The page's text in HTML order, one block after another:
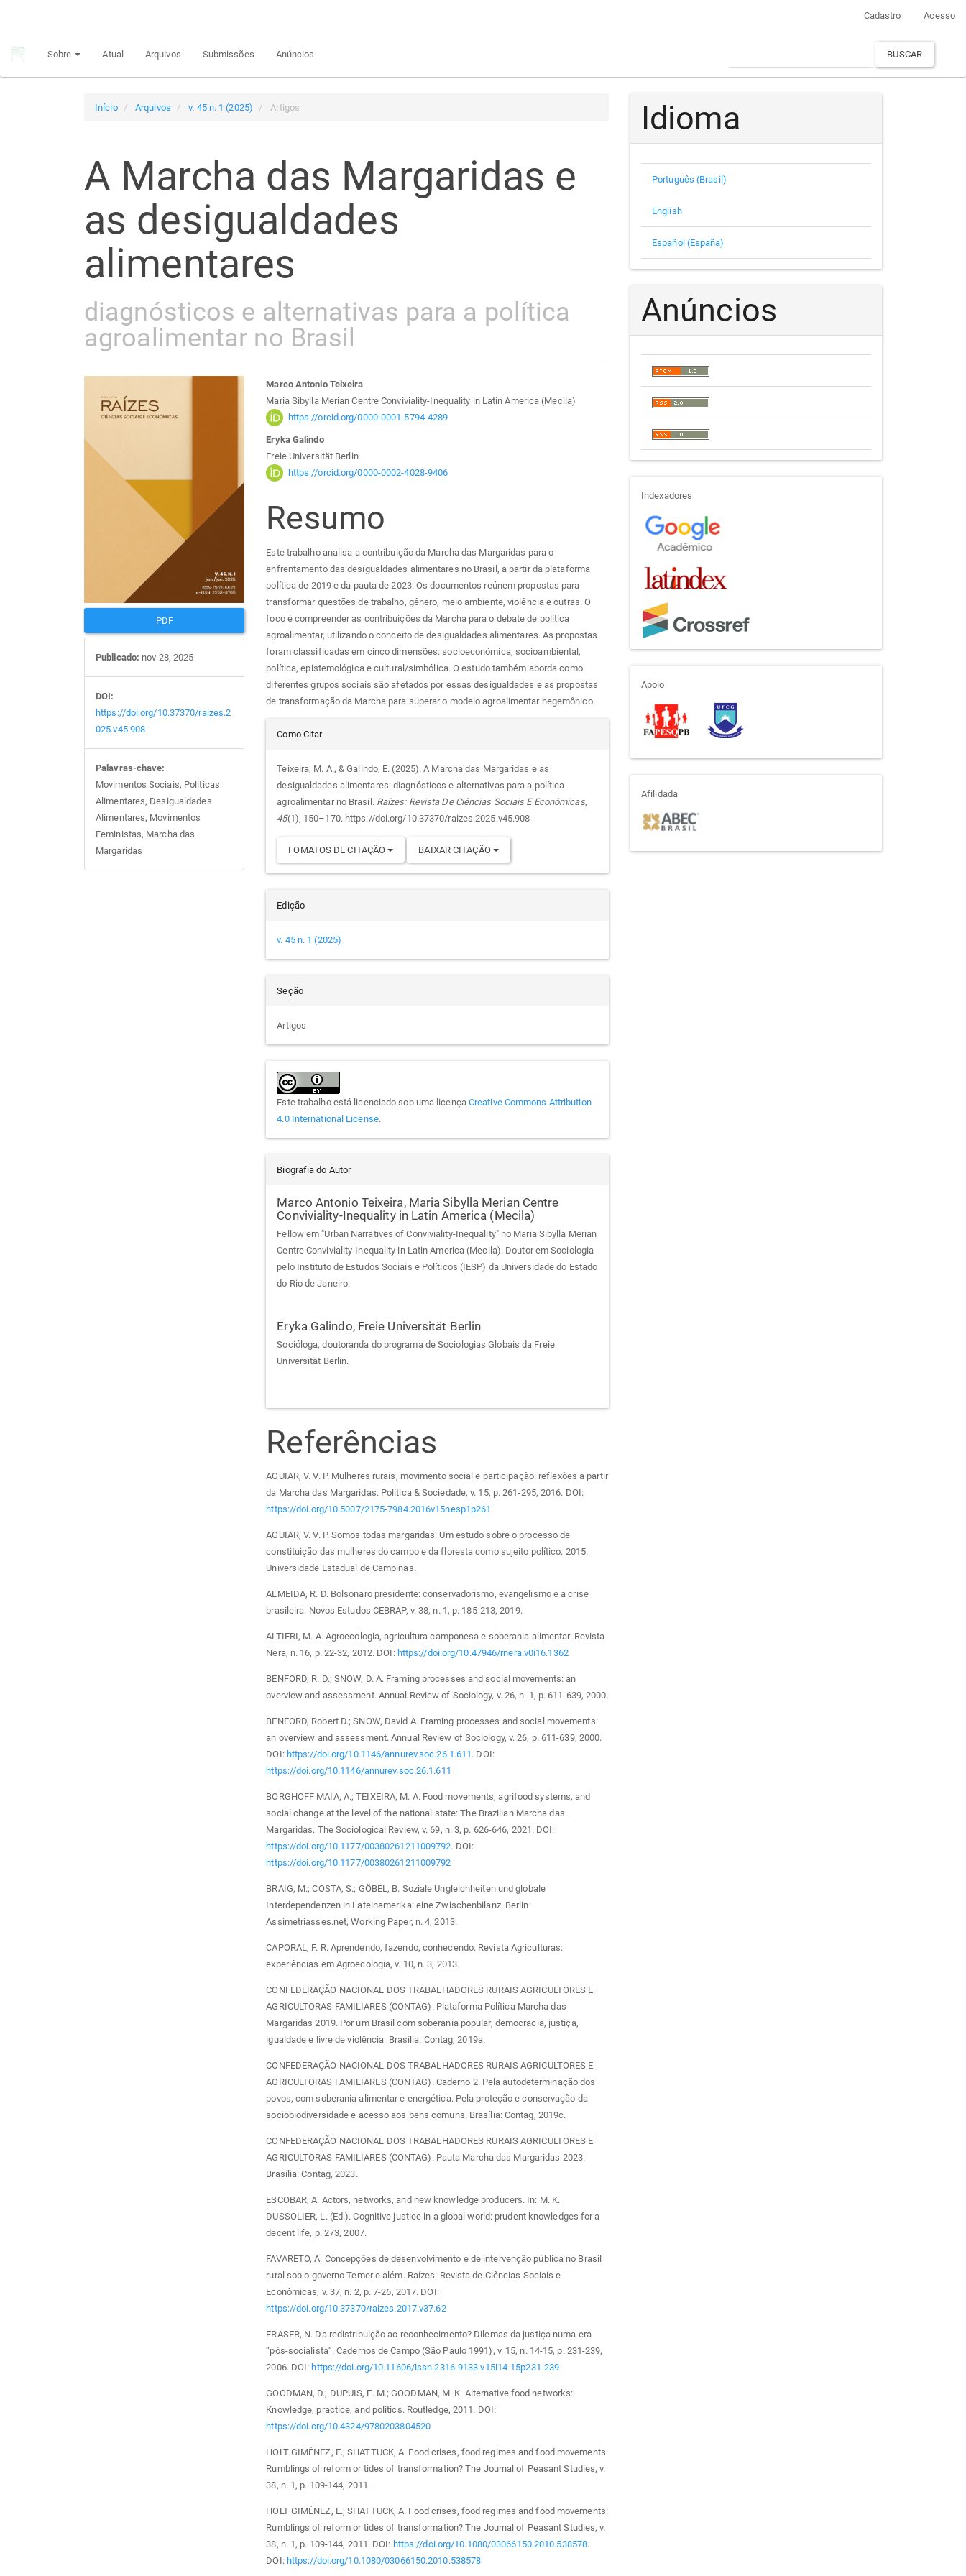
principal
Cadastro Acesso
Sobre Atual Arquivos Submissões Anúncios BUSCAR
Início Arquivos v. 45 n. 1 (2025) Artigos
A Marcha das Margaridas e
as desigualdades
alimentares
diagnósticos e alternativas para a política
agroalimentar no Brasil
Barra
lateral
de
artigos
PDF
Publicado: nov 28, 2025
DOI:
https://doi.org/10.37370/raizes.2
025.v45.908
Palavras-chave:
Movimentos Sociais, Políticas
Alimentares, Desigualdades
Alimentares, Movimentos
Feministas, Marcha das
Margaridas
Conteúdo
do
artigo
principal
Marco Antonio Teixeira
Maria Sibylla Merian Centre Conviviality-Inequality in Latin America (Mecila)
https://orcid.org/0000-0001-5794-4289
Eryka Galindo
Freie Universität Berlin
https://orcid.org/0000-0002-4028-9406
Resumo
Este trabalho analisa a contribuição da Marcha das Margaridas para o
enfrentamento das desigualdades alimentares no Brasil, a partir da plataforma
política de 2019 e da pauta de 2023. Os documentos reúnem propostas para
transformar questões de trabalho, gênero, meio ambiente, violência e outras. O
foco é compreender as contribuições da Marcha para o debate de política
agroalimentar, utilizando o conceito de desigualdades alimentares. As propostas
foram classificadas em cinco dimensões: socioeconômica, socioambiental,
política, epistemológica e cultural/simbólica. O estudo também aborda como
diferentes grupos sociais são afetados por essas desigualdades e as propostas
de transformação da Marcha para superar o modelo agroalimentar hegemônico.
Detalhes
do
artigo
Como Citar
Teixeira, M. A., & Galindo, E. (2025). A Marcha das Margaridas e as
desigualdades alimentares: diagnósticos e alternativas para a política
agroalimentar no Brasil. Raízes: Revista De Ciências Sociais E Econômicas,
45(1), 150–170. https://doi.org/10.37370/raizes.2025.v45.908
FOMATOS DE CITAÇÃO BAIXAR CITAÇÃO
Edição
v. 45 n. 1 (2025)
Seção
Artigos
Este trabalho está licenciado sob uma licença Creative Commons Attribution
4.0 International License.
Biografia do Autor
Marco Antonio Teixeira, Maria Sibylla Merian Centre
Conviviality-Inequality in Latin America (Mecila)
Fellow em "Urban Narratives of Conviviality-Inequality" no Maria Sibylla Merian
Centre Conviviality-Inequality in Latin America (Mecila). Doutor em Sociologia
pelo Instituto de Estudos Sociais e Políticos (IESP) da Universidade do Estado
do Rio de Janeiro.
Eryka Galindo, Freie Universität Berlin
Socióloga, doutoranda do programa de Sociologias Globais da Freie
Universität Berlin.
Referências
AGUIAR, V. V. P. Mulheres rurais, movimento social e participação: reflexões a partir
da Marcha das Margaridas. Política & Sociedade, v. 15, p. 261-295, 2016. DOI:
https://doi.org/10.5007/2175-7984.2016v15nesp1p261
AGUIAR, V. V. P. Somos todas margaridas: Um estudo sobre o processo de
constituição das mulheres do campo e da floresta como sujeito político. 2015.
Universidade Estadual de Campinas.
ALMEIDA, R. D. Bolsonaro presidente: conservadorismo, evangelismo e a crise
brasileira. Novos Estudos CEBRAP, v. 38, n. 1, p. 185-213, 2019.
ALTIERI, M. A. Agroecologia, agricultura camponesa e soberania alimentar. Revista
Nera, n. 16, p. 22-32, 2012. DOI: https://doi.org/10.47946/rnera.v0i16.1362
BENFORD, R. D.; SNOW, D. A. Framing processes and social movements: an
overview and assessment. Annual Review of Sociology, v. 26, n. 1, p. 611-639, 2000.
BENFORD, Robert D.; SNOW, David A. Framing processes and social movements:
an overview and assessment. Annual Review of Sociology, v. 26, p. 611-639, 2000.
DOI: https://doi.org/10.1146/annurev.soc.26.1.611 . DOI:
https://doi.org/10.1146/annurev.soc.26.1.611
BORGHOFF MAIA, A.; TEIXEIRA, M. A. Food movements, agrifood systems, and
social change at the level of the national state: The Brazilian Marcha das
Margaridas. The Sociological Review, v. 69, n. 3, p. 626-646, 2021. DOI:
https://doi.org/10.1177/00380261211009792. DOI:
https://doi.org/10.1177/00380261211009792
BRAIG, M.; COSTA, S.; GÖBEL, B. Soziale Ungleichheiten und globale
Interdependenzen in Lateinamerika: eine Zwischenbilanz. Berlin:
Assimetriasses.net, Working Paper, n. 4, 2013.
CAPORAL, F. R. Aprendendo, fazendo, conhecendo. Revista Agriculturas:
experiências em Agroecologia, v. 10, n. 3, 2013.
CONFEDERAÇÃO NACIONAL DOS TRABALHADORES RURAIS AGRICULTORES E
AGRICULTORAS FAMILIARES (CONTAG). Plataforma Política Marcha das
Margaridas 2019. Por um Brasil com soberania popular, democracia, justiça,
igualdade e livre de violência. Brasília: Contag, 2019a.
CONFEDERAÇÃO NACIONAL DOS TRABALHADORES RURAIS AGRICULTORES E
AGRICULTORAS FAMILIARES (CONTAG). Caderno 2. Pela autodeterminação dos
povos, com soberania alimentar e energética. Pela proteção e conservação da
sociobiodiversidade e acesso aos bens comuns. Brasília: Contag, 2019c.
CONFEDERAÇÃO NACIONAL DOS TRABALHADORES RURAIS AGRICULTORES E
AGRICULTORAS FAMILIARES (CONTAG). Pauta Marcha das Margaridas 2023.
Brasília: Contag, 2023.
ESCOBAR, A. Actors, networks, and new knowledge producers. In: M. K.
DUSSOLIER, L. (Ed.). Cognitive justice in a global world: prudent knowledges for a
decent life, p. 273, 2007.
FAVARETO, A. Concepções de desenvolvimento e de intervenção pública no Brasil
rural sob o governo Temer e além. Raízes: Revista de Ciências Sociais e
Econômicas, v. 37, n. 2, p. 7-26, 2017. DOI:
https://doi.org/10.37370/raizes.2017.v37.62
FRASER, N. Da redistribuição ao reconhecimento? Dilemas da justiça numa era
“pós-socialista”. Cadernos de Campo (São Paulo 1991), v. 15, n. 14-15, p. 231-239,
2006. DOI: https://doi.org/10.11606/issn.2316-9133.v15i14-15p231-239
GOODMAN, D.; DUPUIS, E. M.; GOODMAN, M. K. Alternative food networks:
Knowledge, practice, and politics. Routledge, 2011. DOI:
https://doi.org/10.4324/9780203804520
HOLT GIMÉNEZ, E.; SHATTUCK, A. Food crises, food regimes and food movements:
Rumblings of reform or tides of transformation? The Journal of Peasant Studies, v.
38, n. 1, p. 109-144, 2011.
HOLT GIMÉNEZ, E.; SHATTUCK, A. Food crises, food regimes and food movements:
Rumblings of reform or tides of transformation? The Journal of Peasant Studies, v.
38, n. 1, p. 109-144, 2011. DOI: https://doi.org/10.1080/03066150.2010.538578.
DOI: https://doi.org/10.1080/03066150.2010.538578
Idioma
Português (Brasil)
English
Español (España)
Anúncios
indexadores
Indexadores
apoio
Apoio
afiliada
Afilidada